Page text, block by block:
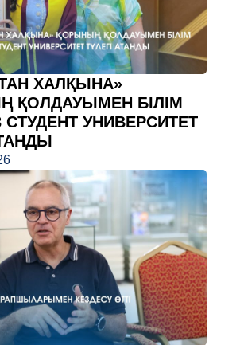
ХАЛҚЫНА»
ҚОЛДАУЫМЕН БІЛІМ
СТУДЕНТ УНИВЕРСИТЕТ